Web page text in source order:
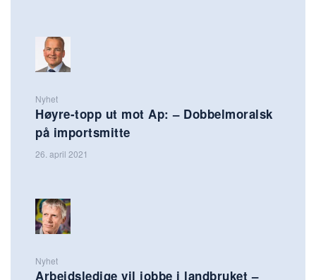
Nyhet
Høyre-topp ut mot Ap: – Dobbelmoralsk
på importsmitte
26. april 2021
Nyhet
Arbeidsledige vil jobbe i landbruket –